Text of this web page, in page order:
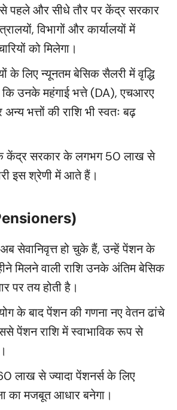
पहले और सीधे तौर पर केंद्र सरकार
विभागों और कार्यालयों में
को मिलेगा।
के लिए न्यूनतम बेसिक सैलरी में वृद्धि
उनके महंगाई भत्ते (DA), एचआरए
भत्तों की राशि भी स्वतः बढ़
केंद्र सरकार के लगभग 50 लाख से
इस श्रेणी में आते हैं।
अब सेवानिवृत्त हो चुके हैं, उन्हें पेंशन के
मिलने वाली राशि उनके अंतिम बेसिक
पर तय होती है।
के बाद पेंशन की गणना नए वेतन ढांचे
पेंशन राशि में स्वाभाविक रूप से
लाख से ज्यादा पेंशनर्स के लिए
का मजबूत आधार बनेगा।